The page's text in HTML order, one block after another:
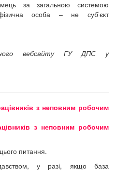
за загальною системою
особа – не суб’єкт
вебсайту
ГУ ДПС у
з неповним робочим
питання.
у разi, якщо база